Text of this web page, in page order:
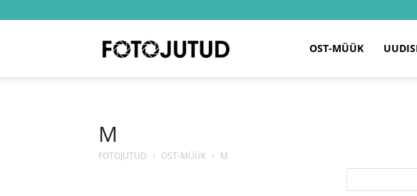
OST-MÜÜK
M
FOTOJUTUD › OST-MÜÜK › M